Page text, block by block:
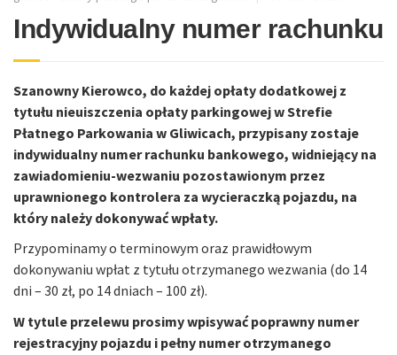
Indywidualny numer rachunku
Szanowny Kierowco, do każdej opłaty dodatkowej z
tytułu nieuiszczenia opłaty parkingowej w Strefie
Płatnego Parkowania w Gliwicach, przypisany zostaje
indywidualny numer rachunku bankowego, widniejący na
zawiadomieniu-wezwaniu pozostawionym przez
uprawnionego kontrolera za wycieraczką pojazdu, na
który należy dokonywać wpłaty.
Przypominamy o terminowym oraz prawidłowym
dokonywaniu wpłat z tytułu otrzymanego wezwania (do 14
dni – 30 zł, po 14 dniach – 100 zł).
W tytule przelewu prosimy wpisywać poprawny numer
rejestracyjny pojazdu i pełny numer otrzymanego